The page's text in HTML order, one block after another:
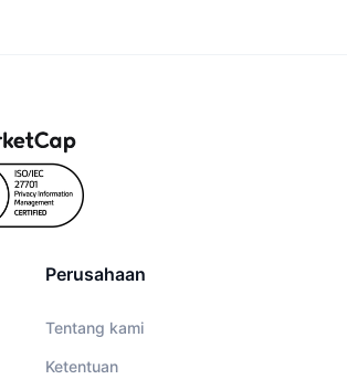
Perusahaan
Tentang kami
Ketentuan